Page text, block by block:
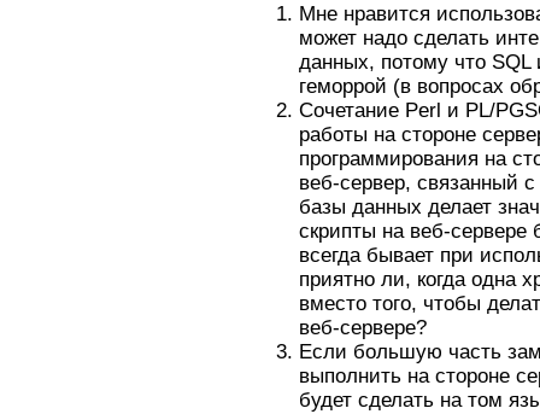
Мне нравится
может надо сделать
данных, потому что SQL
геморрой (в вопросах
Сочетание Perl и PL/
работы на стороне
программирования на
веб-сервер, связанный
базы данных делает
скрипты на веб-
всегда бывает при
приятно ли, когда одна
вместо того, чтобы
веб-сервере?
Если большую часть
выполнить на стороне
будет сделать на том